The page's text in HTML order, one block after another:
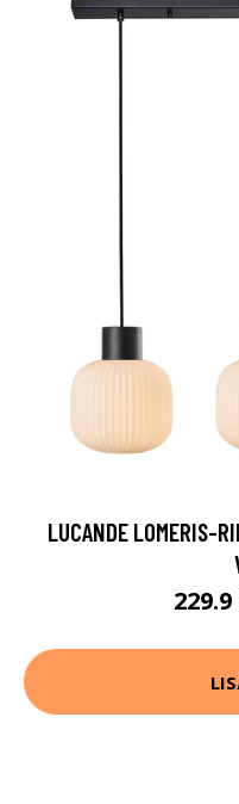
LUCANDE LOMERIS-
229.9